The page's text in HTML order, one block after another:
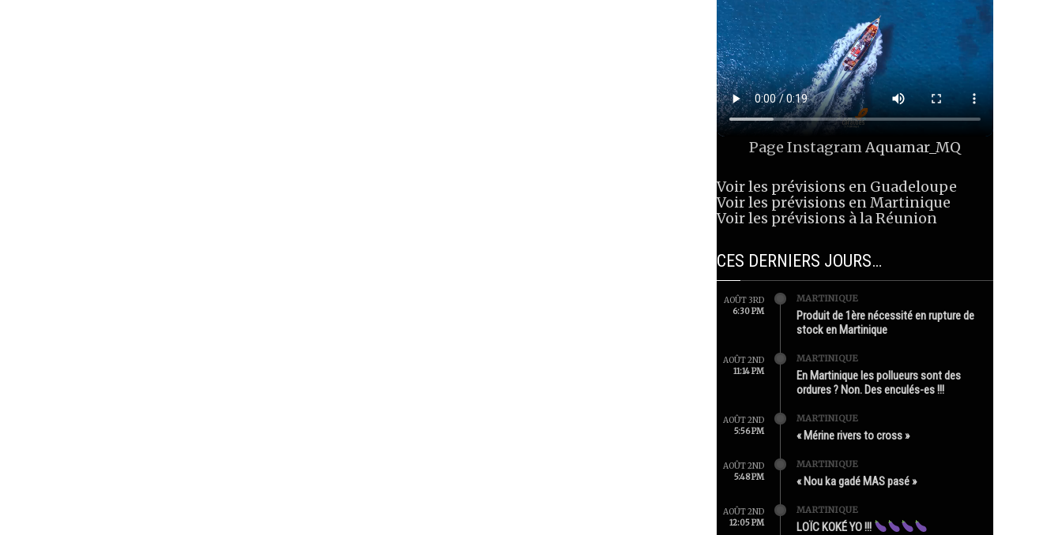
Page InstagramAquamar_MQ
Voir les prévisions en Guadeloupe
Voir les prévisions en Martinique
Voir les prévisions à la Réunion
CES DERNIERS JOURS…
AOÛT 3RD
6:30 PM
MARTINIQUE
Produit de 1ère nécessité en rupture de
stock en Martinique
AOÛT 2ND
11:14 PM
MARTINIQUE
En Martinique les pollueurs sont des
ordures ? Non. Des enculés-es !!!
AOÛT 2ND
5:56 PM
MARTINIQUE
« Mérine rivers to cross »
AOÛT 2ND
5:48 PM
MARTINIQUE
« Nou ka gadé MAS pasé »
AOÛT 2ND
12:05 PM
MARTINIQUE
LOÏC KOKÉ YO !!!